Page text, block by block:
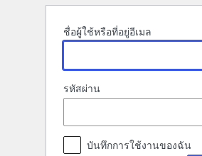
ชื่อผู้ใช้หรือที่อยู่อีเมล
รหัสผ่าน
บันทึกการใช้งานของฉัน